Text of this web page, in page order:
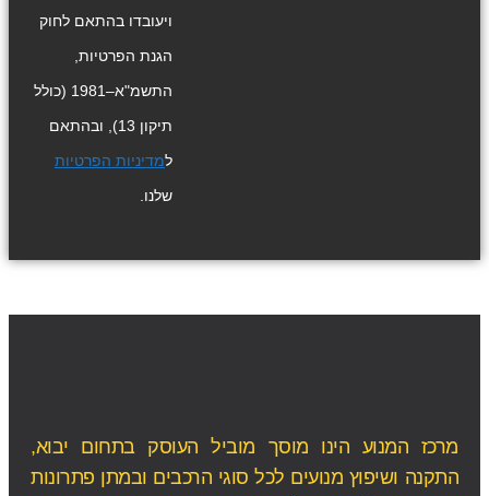
ויעובדו בהתאם לחוק
הגנת הפרטיות,
התשמ"א–1981 (כולל
תיקון 13), ובהתאם
למדיניות הפרטיות
שלנו.
מרכז המנוע הינו מוסך מוביל העוסק בתחום יבוא,
התקנה ושיפוץ מנועים לכל סוגי הרכבים ובמתן פתרונות